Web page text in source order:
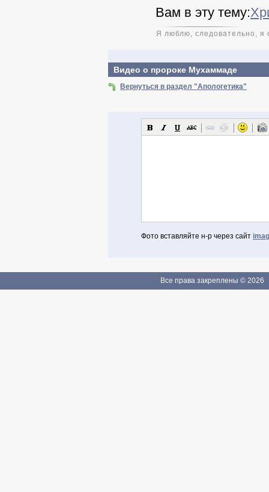
Вам в эту тему:
Я люблю, следовательно, я
Видео о пророке Мухаммаде
Вернуться в раздел "Апологетика"
Фото вставляйте н-р через сайт
Если Вы зарегистрированы
Все права закреплены © 2026